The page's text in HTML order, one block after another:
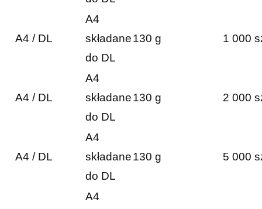
A4 / DL
A4
składane
do DL
130 g 1 000
A4 / DL
A4
składane
do DL
130 g 2 000
A4 / DL
A4
składane
do DL
130 g 5 000
A4